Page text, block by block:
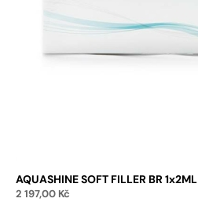
AQUASHINE SOFT FILLER BR 1x2ML
2 197,00 Kč